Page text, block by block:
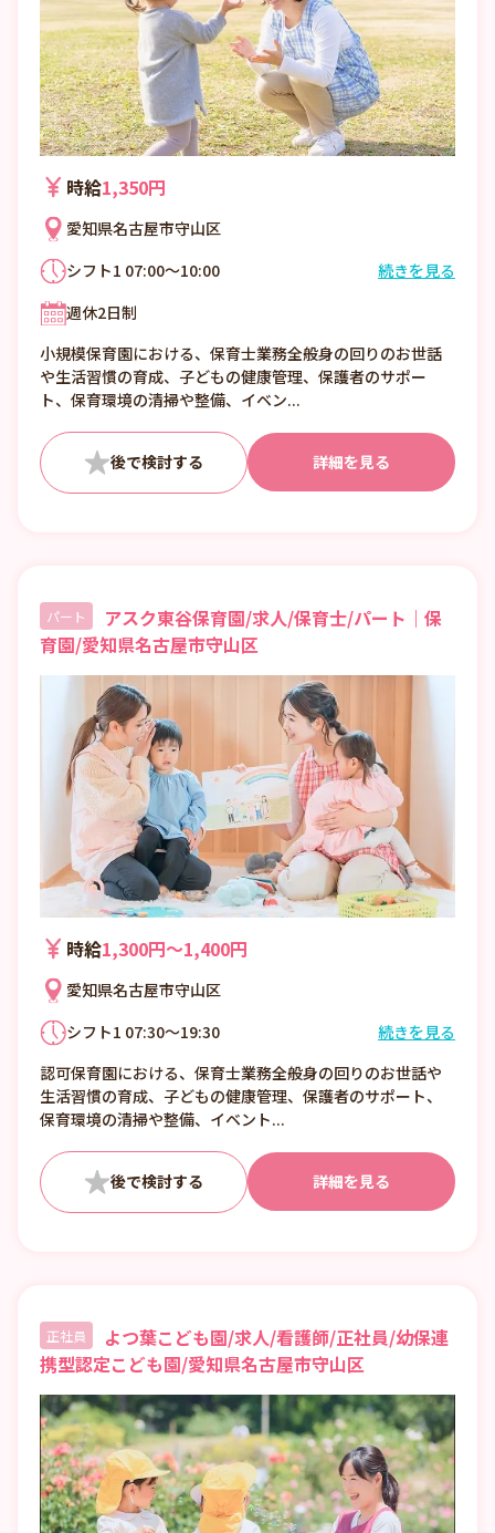
時給1,350円
愛知県名古屋市守山区
シフト1 07:00～10:00
シフト3 07:00～16:00
続きを見る
週休2日制
小規模保育園における、保育士業務全般身の回りのお世話
や生活習慣の育成、子どもの健康管理、保護者のサポー
ト、保育環境の清掃や整備、イベン...
詳細を見る
パート
アスク東谷保育園/求人/保育士/パート｜保
育園/愛知県名古屋市守山区
時給1,300円〜1,400円
愛知県名古屋市守山区
シフト1 07:30～19:30
7:30～19:30の間の8時間以内でご相談
週3日から相談可
続きを見る
認可保育園における、保育士業務全般身の回りのお世話や
生活習慣の育成、子どもの健康管理、保護者のサポート、
保育環境の清掃や整備、イベント...
詳細を見る
正社員
よつ葉こども園/求人/看護師/正社員/幼保連
携型認定こども園/愛知県名古屋市守山区